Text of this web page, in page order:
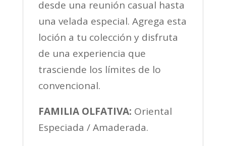
desde una reunión casual hasta
una velada especial. Agrega esta
loción a tu colección y disfruta
de una experiencia que
trasciende los límites de lo
convencional.
FAMILIA OLFATIVA: Oriental
Especiada / Amaderada.